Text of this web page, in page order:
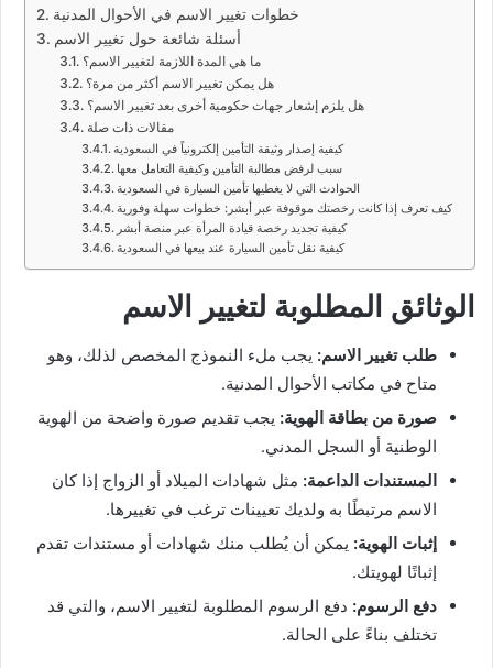
خطوات تغيير الاسم في الأحوال المدنية
أسئلة شائعة حول تغيير الاسم
ما هي المدة اللازمة لتغيير الاسم؟
هل يمكن تغيير الاسم أكثر من مرة؟
هل يلزم إشعار جهات حكومية أخرى بعد تغيير الاسم؟
مقالات ذات صلة
كيفية إصدار وثيقة التأمين إلكترونياً في السعودية
سبب لرفض مطالبة التأمين وكيفية التعامل معها
الحوادث التي لا يغطيها تأمين السيارة في السعودية
كيف تعرف إذا كانت رخصتك موقوفة عبر أبشر: خطوات سهلة وفورية
كيفية تجديد رخصة قيادة المرأة عبر منصة أبشر
كيفية نقل تأمين السيارة عند بيعها في السعودية
الوثائق المطلوبة لتغيير الاسم
طلب تغيير الاسم: يجب ملء النموذج المخصص لذلك، وهو
متاح في مكاتب الأحوال المدنية.
صورة من بطاقة الهوية: يجب تقديم صورة واضحة من الهوية
الوطنية أو السجل المدني.
المستندات الداعمة: مثل شهادات الميلاد أو الزواج إذا كان
الاسم مرتبطًا به ولديك تعيينات ترغب في تغييرها.
إثبات الهوية: يمكن أن يُطلب منك شهادات أو مستندات تقدم
إثباتًا لهويتك.
دفع الرسوم: دفع الرسوم المطلوبة لتغيير الاسم، والتي قد
تختلف بناءً على الحالة.